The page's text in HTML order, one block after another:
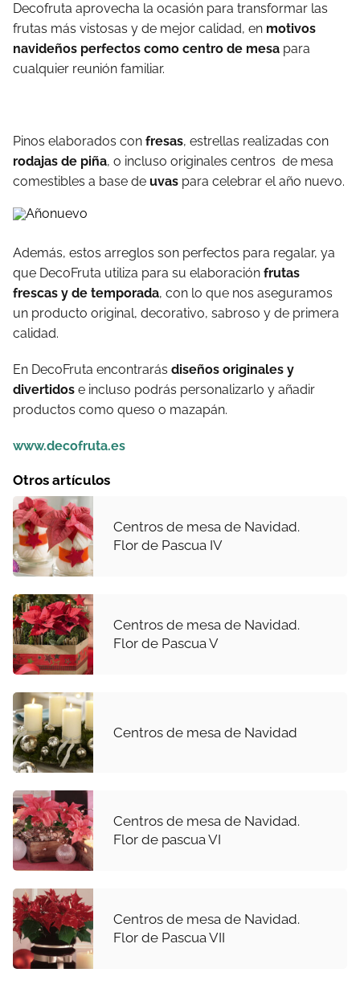
Decofruta aprovecha la ocasión para transformar las
frutas más vistosas y de mejor calidad, en motivos
navideños perfectos como centro de mesa para
cualquier reunión familiar.
Pinos elaborados con fresas, estrellas realizadas con
rodajas de piña, o incluso originales centros de mesa
comestibles a base de uvas para celebrar el año nuevo.
Además, estos arreglos son perfectos para regalar, ya
que DecoFruta utiliza para su elaboración frutas
frescas y de temporada, con lo que nos aseguramos
un producto original, decorativo, sabroso y de primera
calidad.
En DecoFruta encontrarás diseños originales y
divertidos e incluso podrás personalizarlo y añadir
productos como queso o mazapán.
www.decofruta.es
Otros artículos
Centros de mesa de Navidad.
Flor de Pascua IV
Centros de mesa de Navidad.
Flor de Pascua V
Centros de mesa de Navidad
Centros de mesa de Navidad.
Flor de pascua VI
Centros de mesa de Navidad.
Flor de Pascua VII